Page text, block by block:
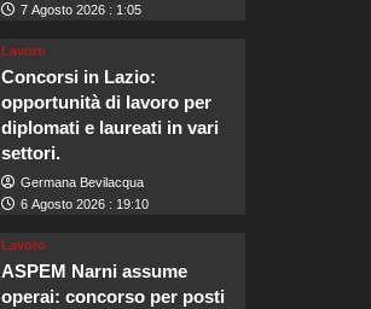
7 Agosto 2026 : 1:05
Lavoro
Concorsi in Lazio:
opportunità di lavoro per
diplomati e laureati in vari
settori.
Germana Bevilacqua
6 Agosto 2026 : 19:10
Lavoro
ASPEM Narni assume
operai: concorso per posti